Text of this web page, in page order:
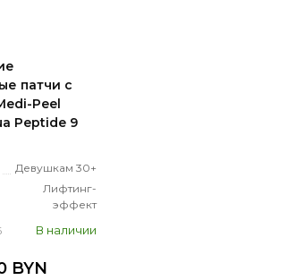
патчи с
Peel
Peptide 9
Девушкам 30+
Лифтинг-
эффект
В наличии
BYN